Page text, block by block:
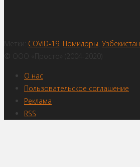
Метки: COVID-19 Помидоры Узбекистан
© ООО «Просто» (2004-2020)
О нас
Пользовательское соглашение
Реклама
RSS